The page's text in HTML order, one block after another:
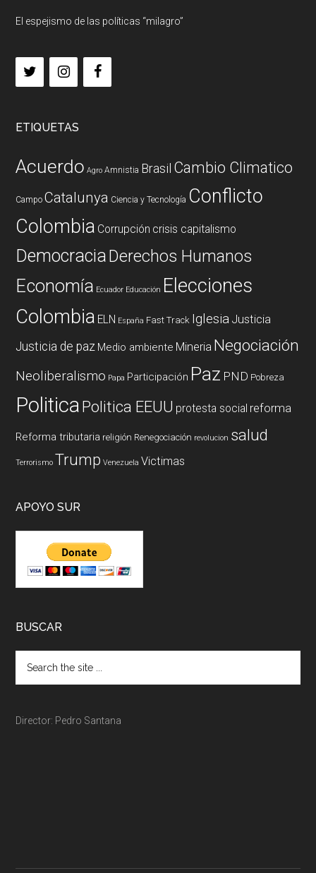
El espejismo de las políticas “milagro”
ETIQUETAS
Acuerdo Agro Amnistia Brasil Cambio Climatico
Campo Catalunya Ciencia y Tecnología Conflicto
Colombia Corrupción crisis capitalismo
DemocraciaDerechos Humanos
Economía Ecuador Educación Elecciones
Colombia ELN España Fast Track Iglesia Justicia
Justicia de paz Medio ambiente Mineria Negociación
Neoliberalismo Papa Participación Paz PND Pobreza
PoliticaPolitica EEUU protesta social reforma
Reforma tributaria religión Renegociación revolucion salud
Terrorismo Trump Venezuela Victimas
APOYO SUR
BUSCAR
Director: Pedro Santana